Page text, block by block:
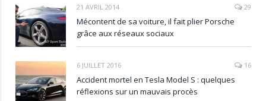
21 AVRIL 2014 29
Mécontent de sa voiture, il fait plier Porsche
grâce aux réseaux sociaux
6 JUILLET 2016 16
Accident mortel en Tesla Model S : quelques
réflexions sur un mauvais procès